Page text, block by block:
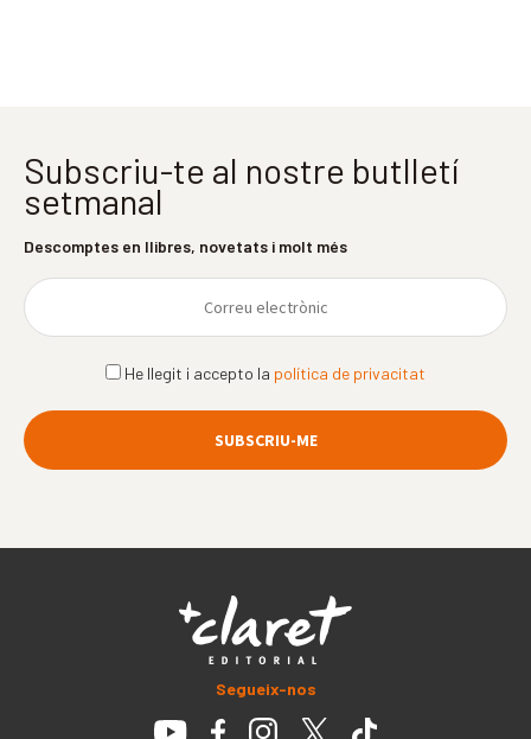
Subscriu-te al nostre butlletí
setmanal
Descomptes en llibres, novetats i molt més
He llegit i accepto la política de privacitat
Segueix-nos